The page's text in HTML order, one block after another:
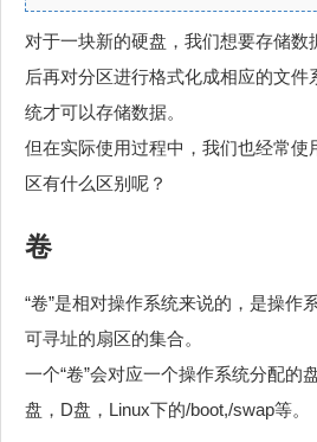
对于一块新的硬盘，我们想要存储数
后再对分区进行格式化成相应的文件
统才可以存储数据。
但在实际使用过程中，我们也经常使
区有什么区别呢？
卷
“卷”是相对操作系统来说的，是操作
可寻址的扇区的集合。
一个“卷”会对应一个操作系统分配的
盘，D盘，Linux下的/boot,/swap等。